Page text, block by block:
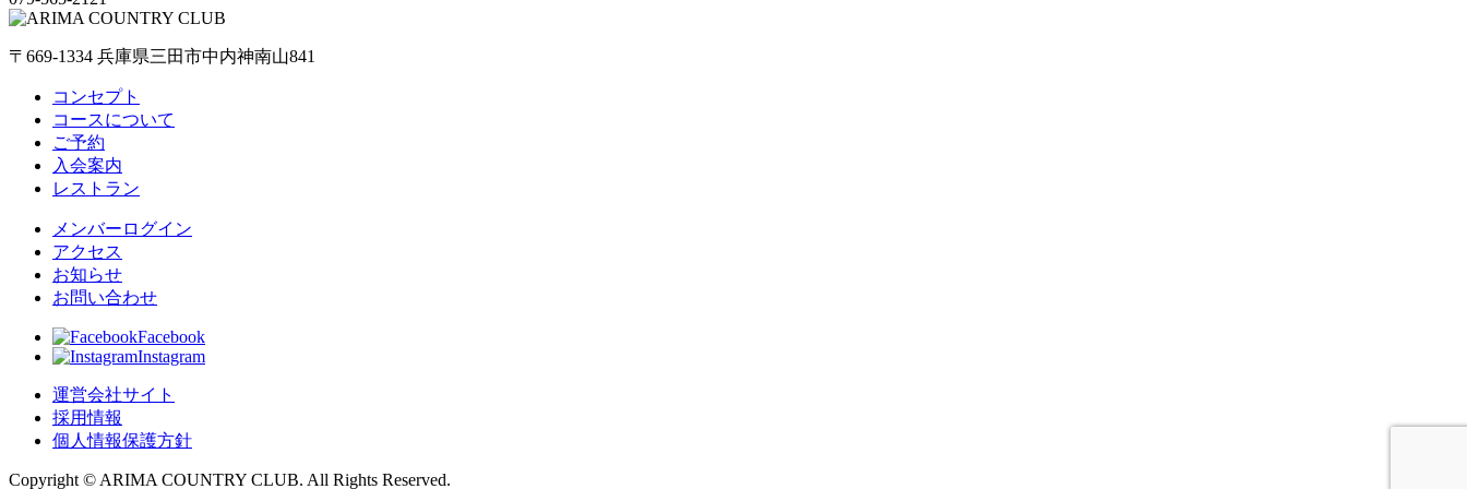
〒669-1334 兵庫県三田市中内神南山841
コンセプト
コースについて
ご予約
入会案内
レストラン
メンバーログイン
アクセス
お知らせ
お問い合わせ
Facebook
Instagram
運営会社サイト
採用情報
個人情報保護方針
Copyright © ARIMA COUNTRY CLUB. All Rights Reserved.